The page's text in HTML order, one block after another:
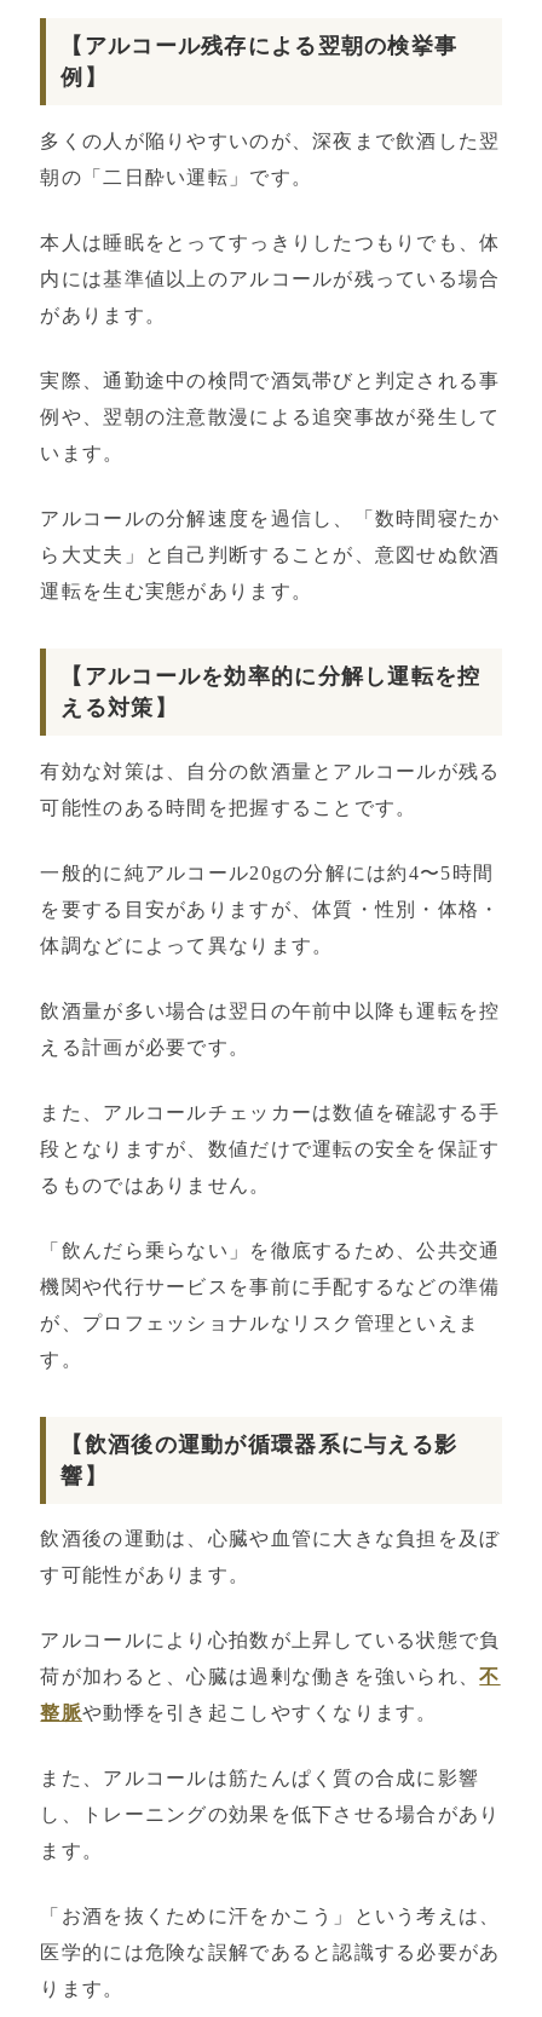
【アルコール残存による翌朝の検挙事
例】
多くの人が陥りやすいのが、深夜まで飲酒した翌
朝の「二日酔い運転」です。
本人は睡眠をとってすっきりしたつもりでも、体
内には基準値以上のアルコールが残っている場合
があります。
実際、通勤途中の検問で酒気帯びと判定される事
例や、翌朝の注意散漫による追突事故が発生して
います。
アルコールの分解速度を過信し、「数時間寝たか
ら大丈夫」と自己判断することが、意図せぬ飲酒
運転を生む実態があります。
【アルコールを効率的に分解し運転を控
える対策】
有効な対策は、自分の飲酒量とアルコールが残る
可能性のある時間を把握することです。
一般的に純アルコール20gの分解には約4〜5時間
を要する目安がありますが、体質・性別・体格・
体調などによって異なります。
飲酒量が多い場合は翌日の午前中以降も運転を控
える計画が必要です。
また、アルコールチェッカーは数値を確認する手
段となりますが、数値だけで運転の安全を保証す
るものではありません。
「飲んだら乗らない」を徹底するため、公共交通
機関や代行サービスを事前に手配するなどの準備
が、プロフェッショナルなリスク管理といえま
す。
【飲酒後の運動が循環器系に与える影
響】
飲酒後の運動は、心臓や血管に大きな負担を及ぼ
す可能性があります。
アルコールにより心拍数が上昇している状態で負
荷が加わると、心臓は過剰な働きを強いられ、不
整脈や動悸を引き起こしやすくなります。
また、アルコールは筋たんぱく質の合成に影響
し、トレーニングの効果を低下させる場合があり
ます。
「お酒を抜くために汗をかこう」という考えは、
医学的には危険な誤解であると認識する必要があ
ります。